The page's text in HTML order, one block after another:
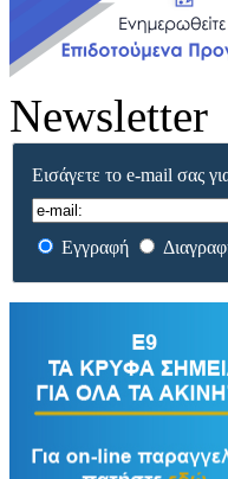
Newsletter
Εισάγετε το e-mail σας
Εγγραφή